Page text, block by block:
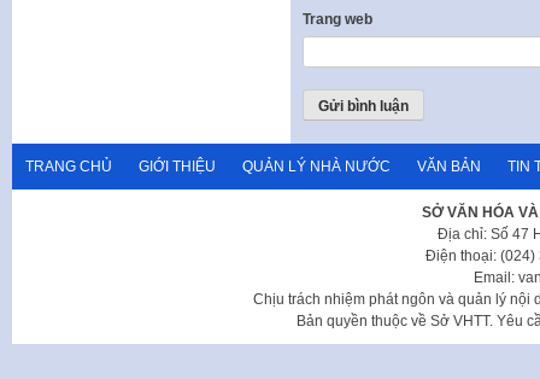
Trang web
TRANG CHỦ GIỚI THIỆU QUẢN LÝ NHÀ NƯỚC VĂN BẢN TIN
SỞ VĂN HÓA
Địa chỉ: Số 47
Điện thoại: (024)
Email:
Chịu trách nhiệm phát ngôn và quản lý nội
Bản quyền thuộc về Sở VHTT. Yêu